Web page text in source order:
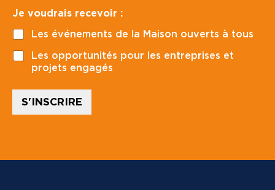
p
o
s
t
a
-
m
a
i
l
Je voudrais recevoir :
Les événements de la Maison ouverts à tous
Les opportunités pour les entreprises et
projets engagés
S'INSCRIRE